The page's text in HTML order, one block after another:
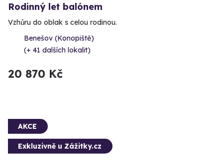
Rodinný let balónem
Vzhůru do oblak s celou rodinou.
Benešov (Konopiště)
(+ 41 dalších lokalit)
20 870 Kč
AKCE
Exkluzivně u Zážitky.cz